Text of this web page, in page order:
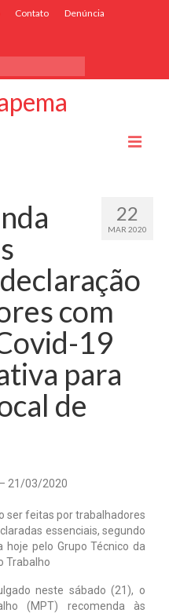
Contato Denúncia
22
MAR 2020
com
19
para
de
– 21/03/2020
ser feitas por trabalhadores
essenciais, segundo
hoje pelo Grupo Técnico da
Trabalho
neste sábado (21), o
(MPT) recomenda às